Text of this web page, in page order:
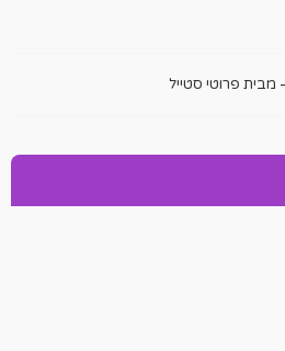
פרוטי סטייל